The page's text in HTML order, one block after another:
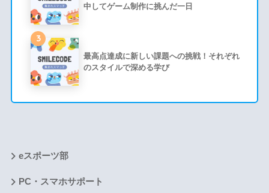
中してゲーム制作に挑んだ一日
3
最高点達成に新しい課題への挑戦！それぞれ
のスタイルで深める学び
eスポーツ部
PC・スマホサポート